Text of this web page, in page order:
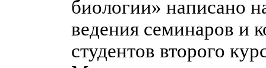
биологии» написано
ведения семинаров и
студентов второго